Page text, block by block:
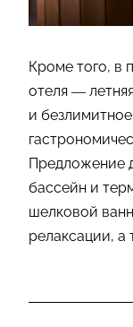
Кроме того, в
отеля —
и
Предложение
бассейн и
шелковой
релаксации, а